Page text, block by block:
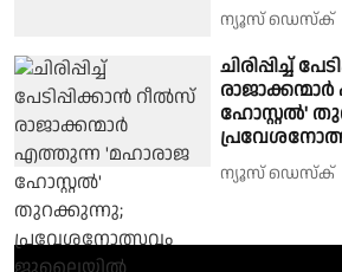
ന്യൂസ് ഡെസ്ക്
ചിരിപ്പിച്ച്
ഹോസ്റ്റല്‍'
ന്യൂസ് ഡെസ്ക്